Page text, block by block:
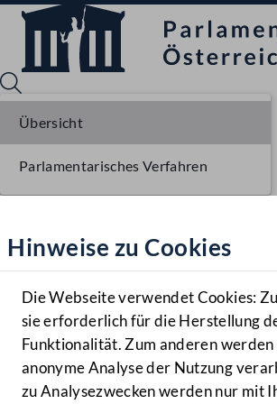
Hilfe
Benutzer
Navigationsmenü öffnen
MENÜ
Hinweise zu Cookies
Die Webseite verwendet Cookies:
sie erforderlich für die Herstellung
Funktionalität. Zum anderen werden
anonyme Analyse der Nutzung
zu Analysezwecken werden nur mit
Übersicht
Parlamentarisches Verfahren